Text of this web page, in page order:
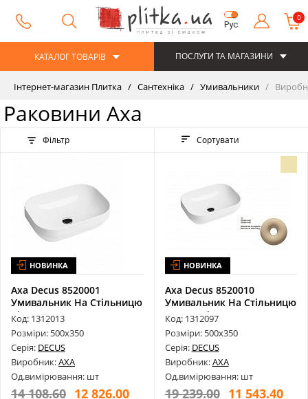
Рус
0
КАТАЛОГ ТОВАРІВ ПОСЛУГИ ТА МАГАЗИНИ
Інтернет-магазин Плитка Сантехніка Умивальники
Раковини Axa
Фільтр Сортувати
НОВИНКА
Axa Decus 8520001
Умивальник На Стільницю
Bianco Luc...
Код: 1312013
Розміри: 500х350
Серія: DECUS
Виробник:AXA
Од.вимірювання: шт
14 108.60 12 826.00
НОВИНКА
Axa Decus 8520010
Умивальник На Стільницю
Mat Sand 5...
Код: 1312097
Розміри: 500х350
Серія: DECUS
Виробник:AXA
Од.вимірювання: шт
19 239.00 11 543.40